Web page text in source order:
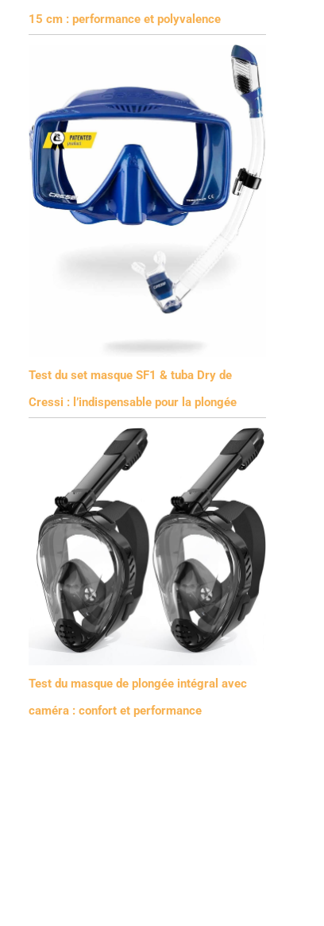
15 cm : performance et polyvalence
Test du set masque SF1 & tuba Dry de
Cressi : l’indispensable pour la plongée
Test du masque de plongée intégral avec
caméra : confort et performance